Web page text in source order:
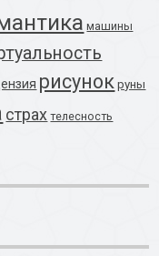
машины
рисунок руны
страх телесность